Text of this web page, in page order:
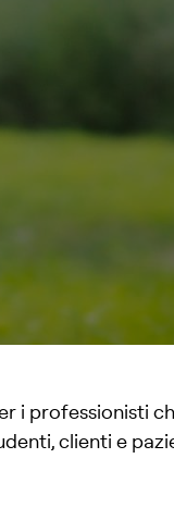
i professionisti
clienti e